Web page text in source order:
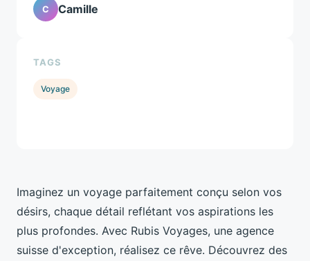
Imaginez un voyage parfaitement conçu selon vos
désirs, chaque détail reflétant vos aspirations les
plus profondes. Avec Rubis Voyages, une agence
suisse d'exception, réalisez ce rêve. Découvrez des
C Camille
TAGS
Voyage